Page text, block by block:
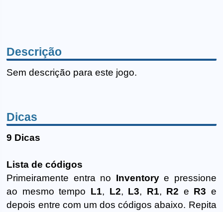
Descrição
Sem descrição para este jogo.
Dicas
9 Dicas
Lista de códigos
Primeiramente entra no Inventorye pressione
ao mesmo tempo L1, L2, L3, R1, R2 e R3 e
depois entre com um dos códigos abaixo. Repita